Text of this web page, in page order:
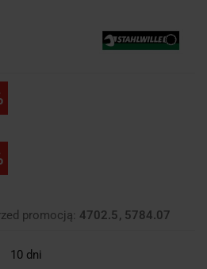
promocją: 4702.5 5784.07
10 dni